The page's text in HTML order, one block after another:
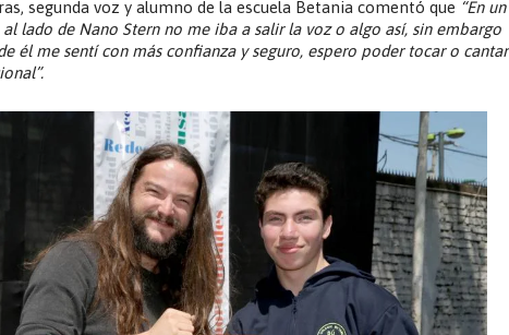
segunda voz y alumno de la escuela Betania comentó que “En un
lado de Nano Stern no me iba a salir la voz o algo así, sin embargo
él me sentí con más confianza y seguro, espero poder tocar o cantar